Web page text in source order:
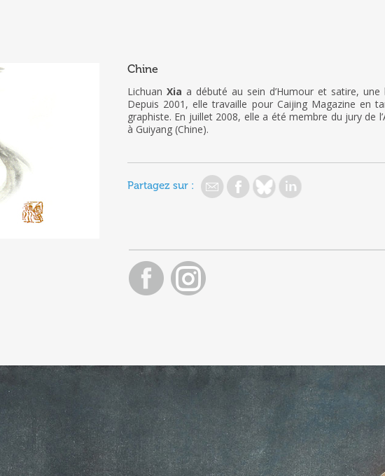
Chine
Lichuan Xia a débuté au sein d’Humour et satire,
Depuis 2001, elle travaille pour Caijing Magazine en
graphiste. En juillet 2008, elle a été membre du jury de
à Guiyang (Chine).
Partagez sur :